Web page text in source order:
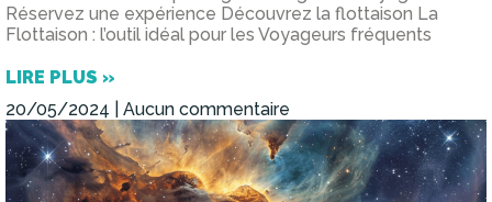
Réservez une expérience Découvrez la flottaison La
Flottaison : l’outil idéal pour les Voyageurs fréquents
LIRE PLUS »
20/05/2024
Aucun commentaire